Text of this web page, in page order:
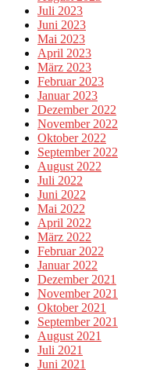
Juli 2023
Juni 2023
Mai 2023
April 2023
März 2023
Februar 2023
Januar 2023
Dezember 2022
November 2022
Oktober 2022
September 2022
August 2022
Juli 2022
Juni 2022
Mai 2022
April 2022
März 2022
Februar 2022
Januar 2022
Dezember 2021
November 2021
Oktober 2021
September 2021
August 2021
Juli 2021
Juni 2021